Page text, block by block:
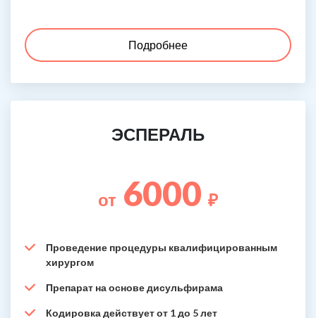
Подробнее
ЭСПЕРАЛЬ
от 6000 ₽
Проведение процедуры квалифицированным
хирургом
Препарат на основе дисульфирама
Кодировка действует от 1 до 5 лет